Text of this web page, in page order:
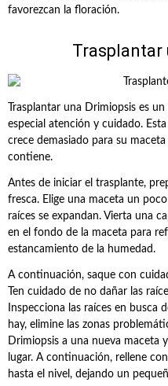
favorezcan la floración.
Trasplantar
Trasplantar una Drimiopsis es
especial atención y cuidado.
crece demasiado para su
contiene.
Antes de iniciar el trasplante,
fresca. Elige una maceta un
raíces se expandan. Vierta una
en el fondo de la maceta para
estancamiento de la humedad.
A continuación, saque con
Ten cuidado de no dañar las
Inspecciona las raíces en busca
hay, elimine las zonas
Drimiopsis a una nueva maceta
lugar. A continuación, rellene
hasta el nivel, dejando un